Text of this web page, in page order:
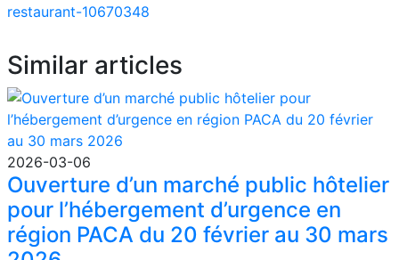
restaurant-10670348
Similar articles
2026-03-06
Ouverture d’un marché public hôtelier
pour l’hébergement d’urgence en
région PACA du 20 février au 30 mars